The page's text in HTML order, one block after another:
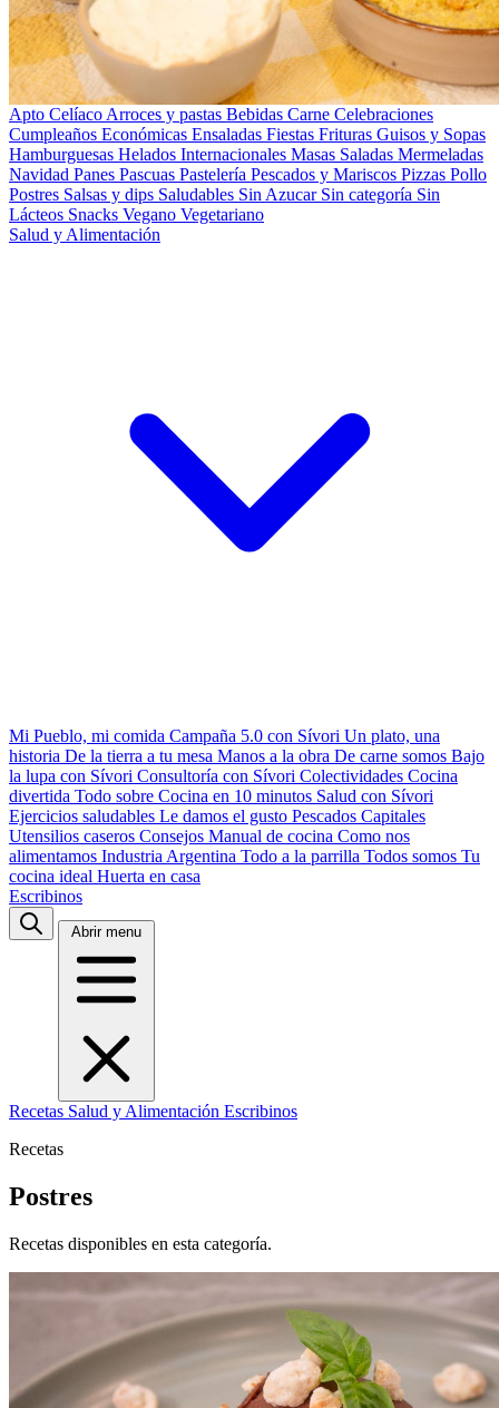
Apto Celíaco Arroces y pastas Bebidas Carne Celebraciones
Cumpleaños Económicas Ensaladas Fiestas Frituras Guisos y Sopas
Hamburguesas Helados Internacionales Masas Saladas Mermeladas
Navidad Panes Pascuas Pastelería Pescados y Mariscos Pizzas Pollo
Postres Salsas y dips Saludables Sin Azucar Sin categoría Sin
Lácteos Snacks Vegano Vegetariano
Salud y Alimentación
Mi Pueblo, mi comida Campaña 5.0 con Sívori Un plato, una
historia De la tierra a tu mesa Manos a la obra De carne somos Bajo
la lupa con Sívori Consultoría con Sívori Colectividades Cocina
divertida Todo sobre Cocina en 10 minutos Salud con Sívori
Ejercicios saludables Le damos el gusto Pescados Capitales
Utensilios caseros Consejos Manual de cocina Como nos
alimentamos Industria Argentina Todo a la parrilla Todos somos Tu
cocina ideal Huerta en casa
Escribinos
Abrir menu
Recetas Salud y Alimentación Escribinos
Recetas
Postres
Recetas disponibles en esta categoría.